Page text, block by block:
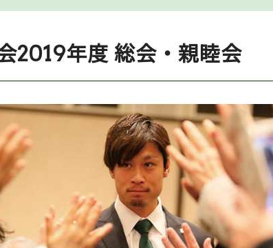
2019年度 総会・親睦会